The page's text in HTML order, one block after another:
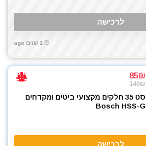
לרכישה
2 שנים ago
85₪
149₪
סט 35 חלקים מקצועי ביטים ומקדחים
Bosch HSS-G
לרכישה